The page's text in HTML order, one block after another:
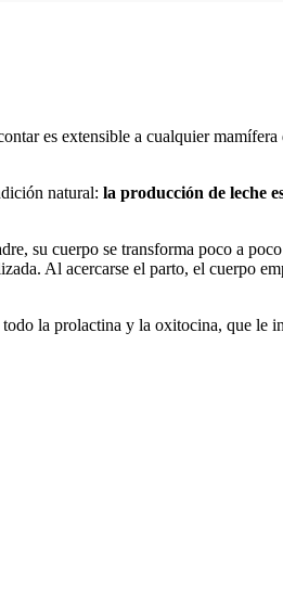
es extensible a cualquier
natural: la producción de leche
su cuerpo se transforma poco a
Al acercarse el parto, el cuerpo
la prolactina y la oxitocina, que le